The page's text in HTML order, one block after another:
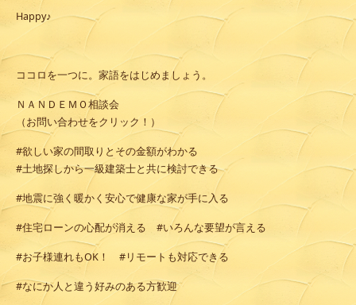
Happy♪
ココロを一つに。家語をはじめましょう。
ＮＡＮＤＥＭＯ相談会
（お問い合わせをクリック！）
#欲しい家の間取りとその金額がわかる
#土地探しから一級建築士と共に検討できる
#地震に強く暖かく安心で健康な家が手に入る
#住宅ローンの心配が消える #いろんな要望が言える
#お子様連れもOK！ #リモートも対応できる
#なにか人と違う好みのある方歓迎